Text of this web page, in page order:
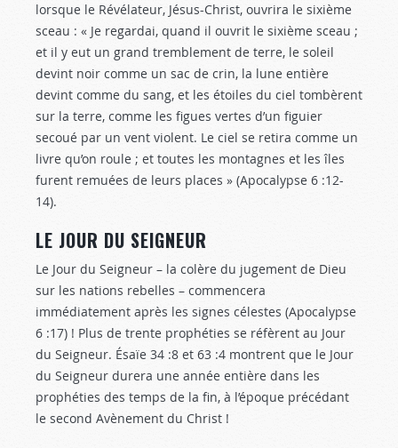
lorsque le Révélateur, Jésus-Christ, ouvrira le sixième
sceau : « Je regardai, quand il ouvrit le sixième sceau ;
et il y eut un grand tremblement de terre, le soleil
devint noir comme un sac de crin, la lune entière
devint comme du sang, et les étoiles du ciel tombèrent
sur la terre, comme les figues vertes d’un figuier
secoué par un vent violent. Le ciel se retira comme un
livre qu’on roule ; et toutes les montagnes et les îles
furent remuées de leurs places » (Apocalypse 6 :12-
14).
LE JOUR DU SEIGNEUR
Le Jour du Seigneur – la colère du jugement de Dieu
sur les nations rebelles – commencera
immédiatement après les signes célestes (Apocalypse
6 :17) ! Plus de trente prophéties se réfèrent au Jour
du Seigneur. Ésaïe 34 :8 et 63 :4 montrent que le Jour
du Seigneur durera une année entière dans les
prophéties des temps de la fin, à l’époque précédant
le second Avènement du Christ !